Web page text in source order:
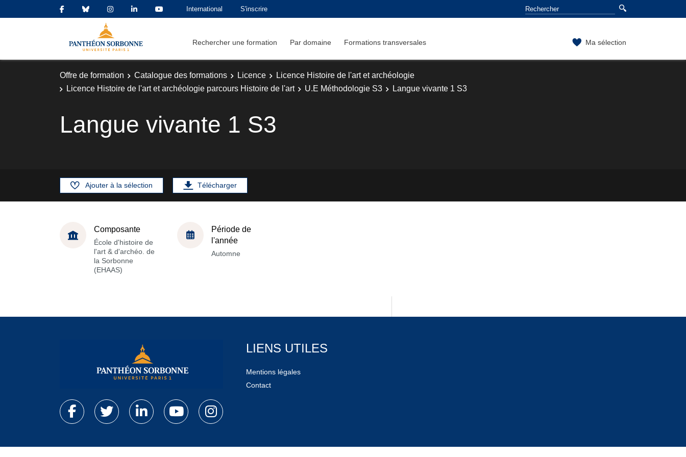
International S'inscrire
Rechercher une formation Par domaine Formations transversales Ma sélection
Offre de formation Catalogue des formations Licence
Licence Histoire de l'art et archéologie
Licence Histoire de l'art et archéologie parcours Histoire de l'art
U.E Méthodologie S3 Langue vivante 1 S3
Langue vivante 1 S3
Ajouter à la sélection Télécharger
Composante
École d'histoire de
l'art & d'archéo. de
la Sorbonne
(EHAAS)
Période de
l'année
Automne
LIENS UTILES
Mentions légales
Contact